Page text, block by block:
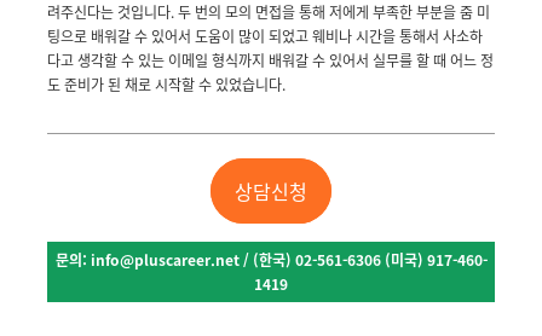
려주신다는 것입니다. 두 번의 모의 면접을 통해 저에게 부족한 부분을 줌 미
팅으로 배워갈 수 있어서 도움이 많이 되었고 웨비나 시간을 통해서 사소하
다고 생각할 수 있는 이메일 형식까지 배워갈 수 있어서 실무를 할 때 어느 정
도 준비가 된 채로 시작할 수 있었습니다.
상담신청
문의: info@pluscareer.net / (한국) 02-561-6306 (미국) 917-460-
1419